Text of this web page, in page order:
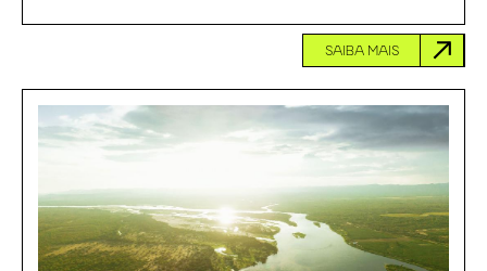
SAIBA MAIS